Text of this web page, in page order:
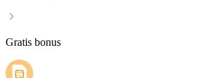
Gratis bonus